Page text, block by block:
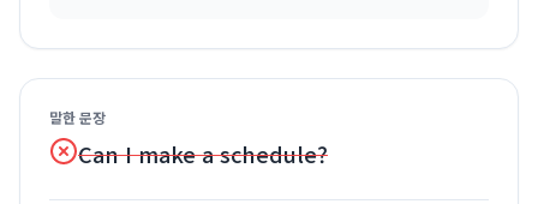
말한 문장
Can I make a schedule?